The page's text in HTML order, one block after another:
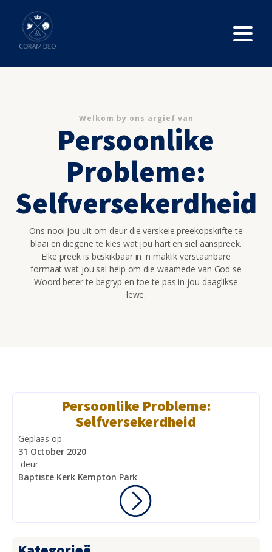
Welkom by ons argief van
Persoonlike
Probleme:
Selfversekerdheid
Ons nooi jou uit om deur die verskeie preekopskrifte te
blaai en diegene te kies wat jou hart en siel aanspreek.
Elke preek is beskikbaar in 'n maklik verstaanbare
formaat wat jou sal help om die waarhede van God se
Woord beter te begryp en toe te pas in jou daaglikse
lewe.
Persoonlike Probleme:
Selfversekerdheid
Geplaas op
31 October 2020
deur
Baptiste Kerk Kempton Park